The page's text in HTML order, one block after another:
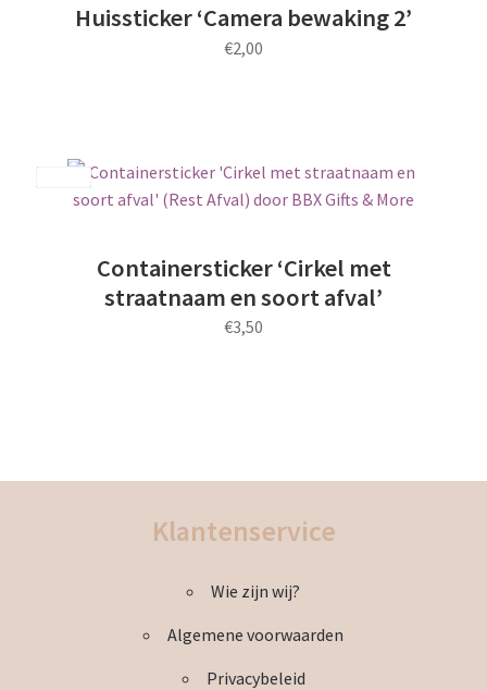
Huissticker ‘Camera bewaking 2’
€2,00
meerdere
variaties.
optie
gekozen
worden
Containersticker ‘Cirkel met
straatnaam en soort afval’
€3,50
variaties.
optie
gekozen
op
de
Klantenservice
Wie zijn wij?
Algemene voorwaarden
Privacybeleid